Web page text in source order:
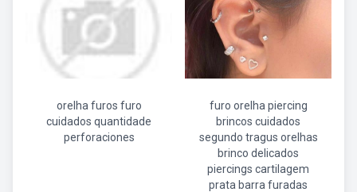
orelha furos furo
cuidados quantidade
perforaciones
furo orelha piercing
brincos cuidados
segundo tragus orelhas
brinco delicados
piercings cartilagem
prata barra furadas